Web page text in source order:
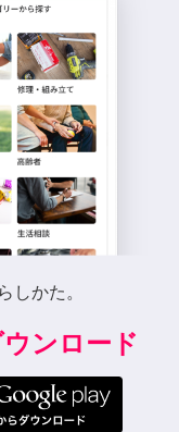
しかた。
ンロード